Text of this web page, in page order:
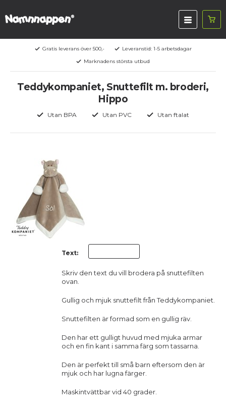
Gratis leverans över 500,-
Leveranstid: 1-5 arbetsdagar
Marknadens största utbud
Teddykompaniet, Snuttefilt m. broderi,
Hippo
Utan BPA Utan PVC Utan ftalat
Text:
Skriv den text du vill brodera på snuttefilten
ovan.
Gullig och mjuk snuttefilt från Teddykompaniet.
Snuttefilten är formad som en gullig räv.
Den har ett gulligt huvud med mjuka armar
och en fin kant i samma färg som tassarna.
Den är perfekt till små barn eftersom den är
mjuk och har lugna färger.
Maskintvättbar vid 40 grader.